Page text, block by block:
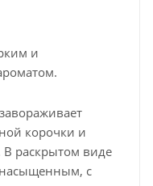
и
корочки и
раскрытом виде
насыщенным, с